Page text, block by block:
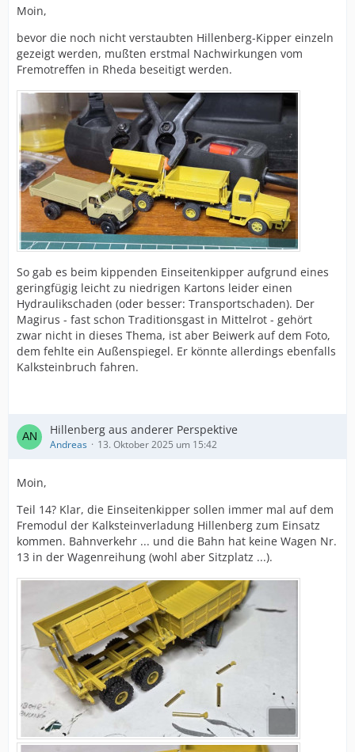
Moin,
bevor die noch nicht verstaubten Hillenberg-Kipper einzeln
gezeigt werden, mußten erstmal Nachwirkungen vom
Fremotreffen in Rheda beseitigt werden.
So gab es beim kippenden Einseitenkipper aufgrund eines
geringfügig leicht zu niedrigen Kartons leider einen
Hydraulikschaden (oder besser: Transportschaden). Der
Magirus - fast schon Traditionsgast in Mittelrot - gehört
zwar nicht in dieses Thema, ist aber Beiwerk auf dem Foto,
dem fehlte ein Außenspiegel. Er könnte allerdings ebenfalls
Kalksteinbruch fahren.
Hillenberg aus anderer Perspektive
Andreas 13. Oktober 2025 um 15:42
Moin,
Teil 14? Klar, die Einseitenkipper sollen immer mal auf dem
Fremodul der Kalksteinverladung Hillenberg zum Einsatz
kommen. Bahnverkehr ... und die Bahn hat keine Wagen Nr.
13 in der Wagenreihung (wohl aber Sitzplatz ...).